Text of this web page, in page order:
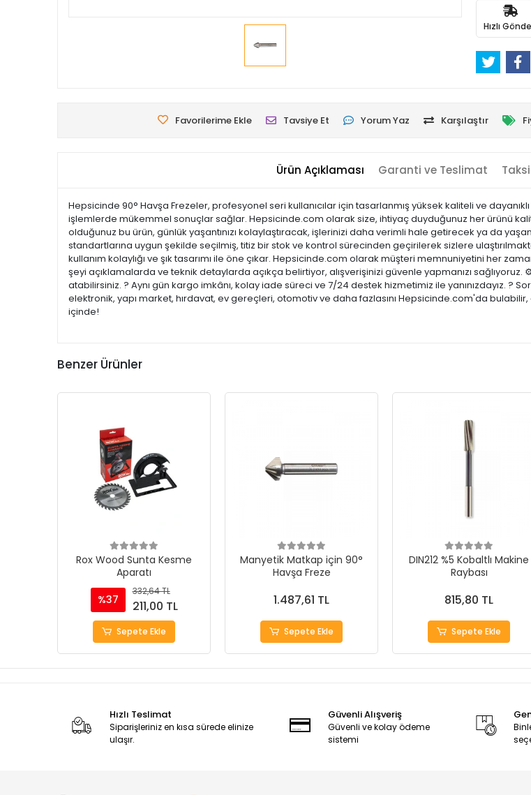
Hızlı
Favorilerime Ekle Tavsiye Et Yorum Yaz Karşılaştır
Ürün Açıklaması Garanti ve Teslimat
Hepsicinde 90° Havşa Frezeler, profesyonel seri kullanıcılar için tasarlanmış yüksek kaliteli ve
işlemlerde mükemmel sonuçlar sağlar. Hepsicinde.com olarak size, ihtiyaç duyduğunuz her ürünü
olduğunuz bu ürün, günlük yaşantınızı kolaylaştıracak, işlerinizi daha verimli hale getirecek ya da
standartlarına uygun şekilde seçilmiş, titiz bir stok ve kontrol sürecinden geçirilerek sizlere
kullanım kolaylığı ve şık tasarımı ile öne çıkar. Hepsicinde.com olarak müşteri memnuniyetini her
şeyi açıklamalarda ve teknik detaylarda açıkça belirtiyor, alışverişinizi güvenle yapmanızı
atabilirsiniz. ? Aynı gün kargo imkânı, kolay iade süreci ve 7/24 destek hizmetimiz ile yanınızdayız. ?
elektronik, yapı market, hırdavat, ev gereçleri, otomotiv ve daha fazlasını Hepsicinde.com'da
içinde!
Benzer Ürünler
Rox Wood Sunta Kesme
Aparatı
%37
332,64 TL
211,00 TL
Sepete Ekle
Manyetik Matkap için 90°
Havşa Freze
1.487,61 TL
Sepete Ekle
DIN212 %5 Kobaltlı Makine
Raybası
815,80 TL
Sepete Ekle
Hızlı Teslimat
Siparişleriniz en kısa sürede elinize
ulaşır.
Güvenli Alışveriş
Güvenli ve kolay ödeme
sistemi